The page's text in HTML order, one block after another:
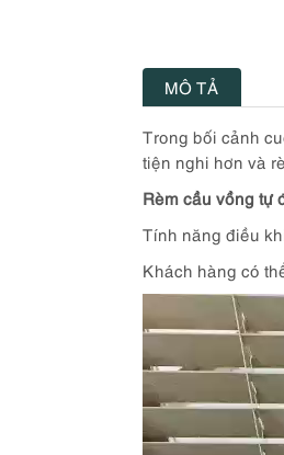
MÔ TẢ
Trong bối cảnh
tiện nghi hơn và
Rèm cầu vồng tự
Tính năng điều
Khách hàng có
chơi
Video